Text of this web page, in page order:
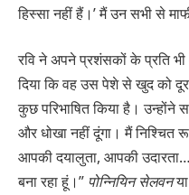
हिस्सा नहीं हैं।’ मैं उन सभी से
रवि ने अपने प्रशंसकों के प्रति
दिया कि वह उस पेशे से खुद को
कुछ परिभाषित किया है।
और धोखा नहीं दूंगा। मैं
आपकी दयालुता, आपकी
बना रहा हूं।” पोन्नियिन सेलवन